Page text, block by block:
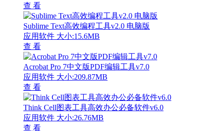
查 看
Sublime Text高效编程工具v2.0 电脑版
应用软件 大小:15.6MB
查 看
Acrobat Pro 7中文版PDF编辑工具v7.0
应用软件 大小:209.87MB
查 看
Think Cell图表工具高效办公必备软件v6.0
应用软件 大小:26.76MB
查 看